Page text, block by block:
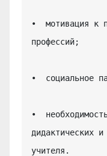
•  мотивация к
профессий;
•  социальное
•
дидактических
учителя.